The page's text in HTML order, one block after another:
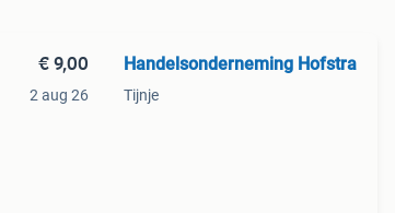
€ 9,00
2 aug 26
Handelsonderneming Hofstra
Tijnje